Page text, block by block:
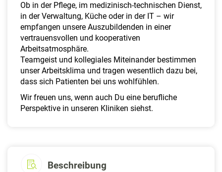
Ob in der Pflege, im medizinisch-technischen Dienst,
in der Verwaltung, Küche oder in der IT – wir
empfangen unsere Auszubildenden in einer
vertrauensvollen und kooperativen
Arbeitsatmosphäre.
Teamgeist und kollegiales Miteinander bestimmen
unser Arbeitsklima und tragen wesentlich dazu bei,
dass sich Patienten bei uns wohlfühlen.
Wir freuen uns, wenn auch Du eine berufliche
Perspektive in unseren Kliniken siehst.
Beschreibung